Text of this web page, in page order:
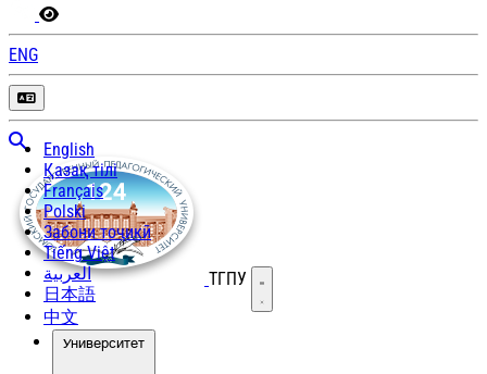
ENG
English
Қазақ тілі
Français
Polski
Забони тоҷикӣ
Tiếng Việt
العربية
日本語
中文
ТГПУ Открыть меню
Университет